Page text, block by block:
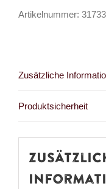
Artikelnummer:
Zusätzliche
Produktsicherheit